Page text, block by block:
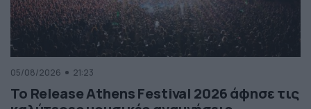
05/08/2026 21:23
Το Release Athens Festival 2026 άφησε τις